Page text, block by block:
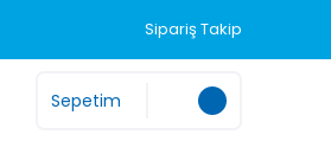
Sipariş Takip
Sepetim